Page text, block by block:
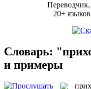
20+
Словарь:
и примеры